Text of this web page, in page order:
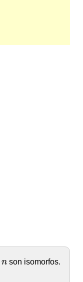
n
n son isomorfos.